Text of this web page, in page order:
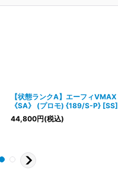
【状態ランクA】エーフィVMAX
《SA》 (プロモ) {189/S-P} [SS]
44,800円(税込)